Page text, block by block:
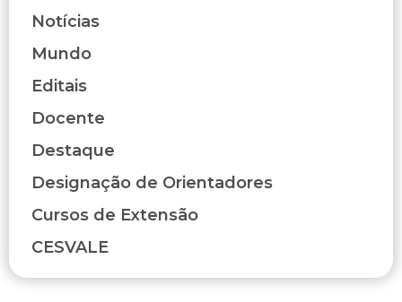
Notícias
Mundo
Editais
Docente
Destaque
Designação de Orientadores
Cursos de Extensão
CESVALE